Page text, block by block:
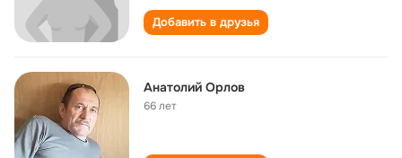
Добавить в друзья
Анатолий Орлов
66 лет